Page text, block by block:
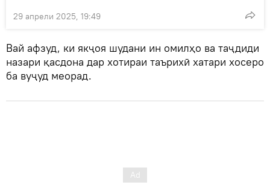
29 апрели 2025, 19:49
Вай афзуд, ки якҷоя шудани ин омилҳо ва таҷдиди
назари қасдона дар хотираи таърихӣ хатари хосеро
ба вуҷуд меорад.